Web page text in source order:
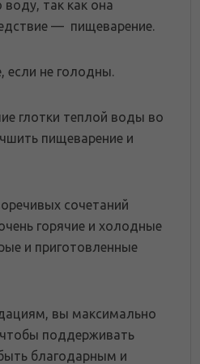
так как она
— пищеварение.
не голодны.
глотки теплой воды во
пищеварение и
сочетаний
горячие и холодные
и приготовленные
вы максимально
чтобы поддерживать
благодарным и